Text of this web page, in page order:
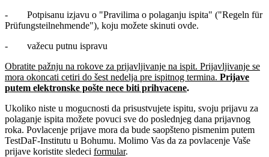
- Potpisanu izjavu o "Pravilima o polaganju ispita" ("Regeln für
Prüfungsteilnehmende"), koju možete skinuti ovde.
- važecu putnu ispravu
Obratite pažnju na rokove za prijavljivanje na ispit. Prijavljivanje se
mora okoncati cetiri do šest nedelja pre ispitnog termina. Prijave
putem elektronske pošte nece biti prihvacene.
Ukoliko niste u mogucnosti da prisustvujete ispitu, svoju prijavu za
polaganje ispita možete povuci sve do poslednjeg dana prijavnog
roka. Povlacenje prijave mora da bude saopšteno pismenim putem
TestDaF-Institutu u Bohumu. Molimo Vas da za povlacenje Vaše
prijave koristite sledeci formular.